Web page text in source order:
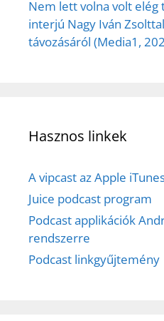
Nem lett volna volt elég
interjú Nagy Iván
távozásáról (Media1,
Hasznos linkek
A vipcast az Apple
Juice podcast program
Podcast applikációk
rendszerre
Podcast linkgyűjtemény